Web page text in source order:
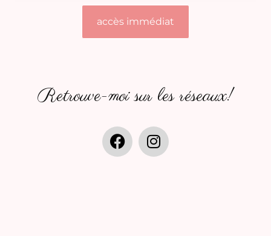
accès immédiat
Retrouve-moi sur les réseaux!